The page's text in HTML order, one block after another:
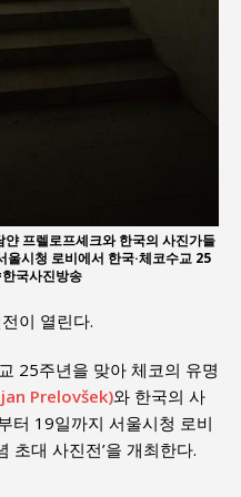
프렐로프셰크와 한국의 사진가들
시청 로비에서 한국·체코수교 25
국사진방송
이 열린다.
25주년을 맞아 체코의 유명
Prelovšek)와 한국의 사
터 19일까지 서울시청 로비
초대 사진전’을 개최한다.